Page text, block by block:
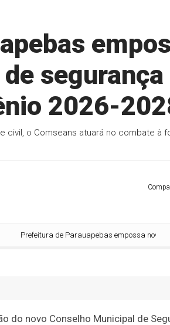
segurança
2026-
o Comseans atuará no combate à
de Parauapebas empossa novos
do novo Conselho Municipal de